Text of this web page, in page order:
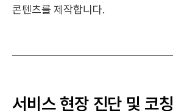
콘텐츠를 제작합니다.
서비스 현장 진단 및 코칭